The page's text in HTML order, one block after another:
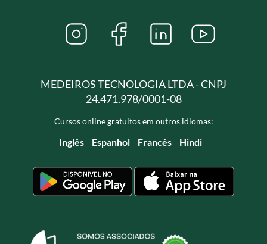
MEDEIROS TECNOLOGIA LTDA - CNPJ
24.471.978/0001-08
Cursos online gratuitos em outros idiomas:
Inglês Espanhol Francês Hindi